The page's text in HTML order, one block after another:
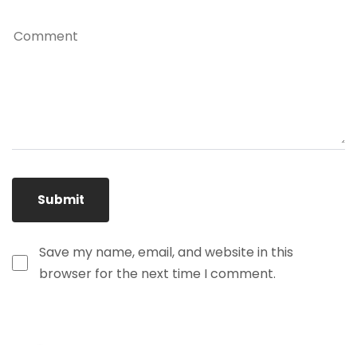
Save my name, email, and website in this
browser for the next time I comment.